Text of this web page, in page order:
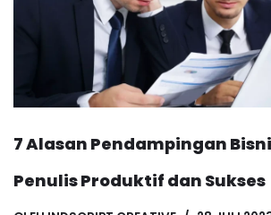
7 Alasan Pendampingan
Penulis Produktif dan Sukses